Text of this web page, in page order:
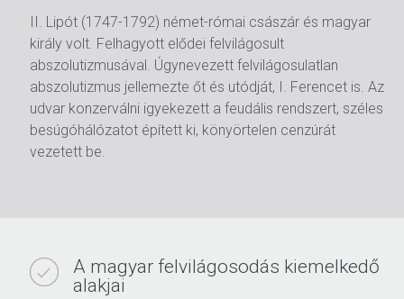
II. Lipót (1747-1792) német-római császár és magyar
király volt. Felhagyott elődei felvilágosult
abszolutizmusával. Úgynevezett felvilágosulatlan
abszolutizmus jellemezte őt és utódját, I. Ferencet is. Az
udvar konzerválni igyekezett a feudális rendszert, széles
besúgóhálózatot épített ki, könyörtelen cenzúrát
vezetett be.
A magyar felvilágosodás kiemelkedő
alakjai